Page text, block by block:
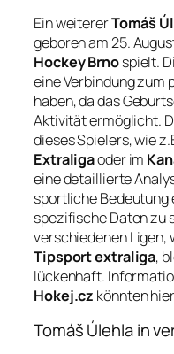
Ein weitererTomáš
geboren am 25.
Hockey Brnospielt.
eine Verbindung zum
haben, da das
Aktivität ermöglicht.
dieses Spielers, wie
Extraligaoder im
eine detaillierte
sportliche Bedeutung
spezifische Daten zu
verschiedenen Ligen,
Tipsport extraliga,
lückenhaft.
Hokej.cz könnten
Tomáš Úlehla in